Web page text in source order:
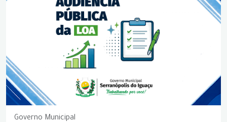
Governo Municipal